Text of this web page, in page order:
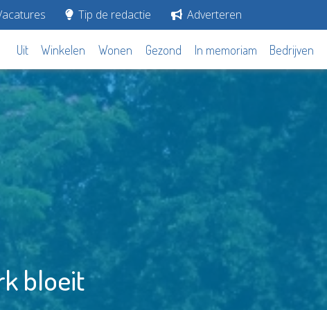
Tip de redactie Adverteren
Uit Winkelen Wonen Gezond In memoriam Bedrijven
bloeit